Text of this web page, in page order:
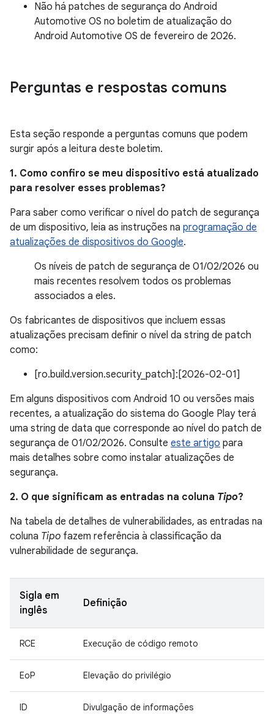
Não há patches de segurança do Android
Automotive OS no boletim de atualização do
Android Automotive OS de fevereiro de 2026.
Perguntas e respostas comuns
Esta seção responde a perguntas comuns que podem
surgir após a leitura deste boletim.
1. Como confiro se meu dispositivo está atualizado
para resolver esses problemas?
Para saber como verificar o nível do patch de segurança
de um dispositivo, leia as instruções na programação de
atualizações de dispositivos do Google.
Os níveis de patch de segurança de 01/02/2026 ou
mais recentes resolvem todos os problemas
associados a eles.
Os fabricantes de dispositivos que incluem essas
atualizações precisam definir o nível da string de patch
como:
[ro.build.version.security_patch]:[2026-02-01]
Em alguns dispositivos com Android 10 ou versões mais
recentes, a atualização do sistema do Google Play terá
uma string de data que corresponde ao nível do patch de
segurança de 01/02/2026. Consulte este artigo para
mais detalhes sobre como instalar atualizações de
segurança.
2. O que significam as entradas na coluna Tipo?
Na tabela de detalhes de vulnerabilidades, as entradas na
coluna Tipo fazem referência à classificação da
vulnerabilidade de segurança.
Sigla em
inglês
Definição
RCE Execução de código remoto
EoP Elevação do privilégio
ID Divulgação de informações